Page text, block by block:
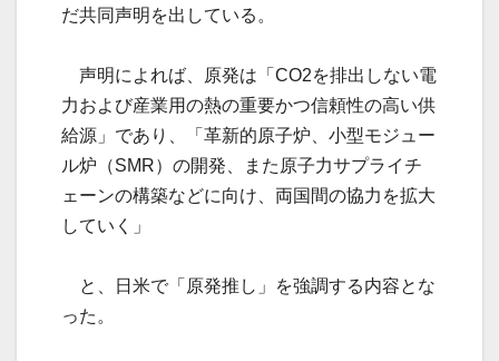
だ共同声明を出している。
声明によれば、原発は「CO2を排出しない電
力および産業用の熱の重要かつ信頼性の高い供
給源」であり、「革新的原子炉、小型モジュー
ル炉（SMR）の開発、また原子力サプライチ
ェーンの構築などに向け、両国間の協力を拡大
していく」
と、日米で「原発推し」を強調する内容とな
った。